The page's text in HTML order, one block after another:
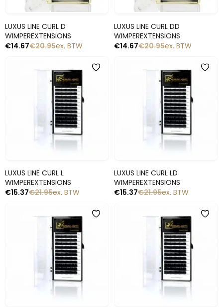
LUXUS LINE CURL D
WIMPEREXTENSIONS
€20.95
€14.67 ex. BTW
LUXUS LINE CURL DD
WIMPEREXTENSIONS
€20.95
€14.67 ex. BTW
LUXUS LINE CURL L
WIMPEREXTENSIONS
€21.95
€15.37 ex. BTW
LUXUS LINE CURL LD
WIMPEREXTENSIONS
€21.95
€15.37 ex. BTW